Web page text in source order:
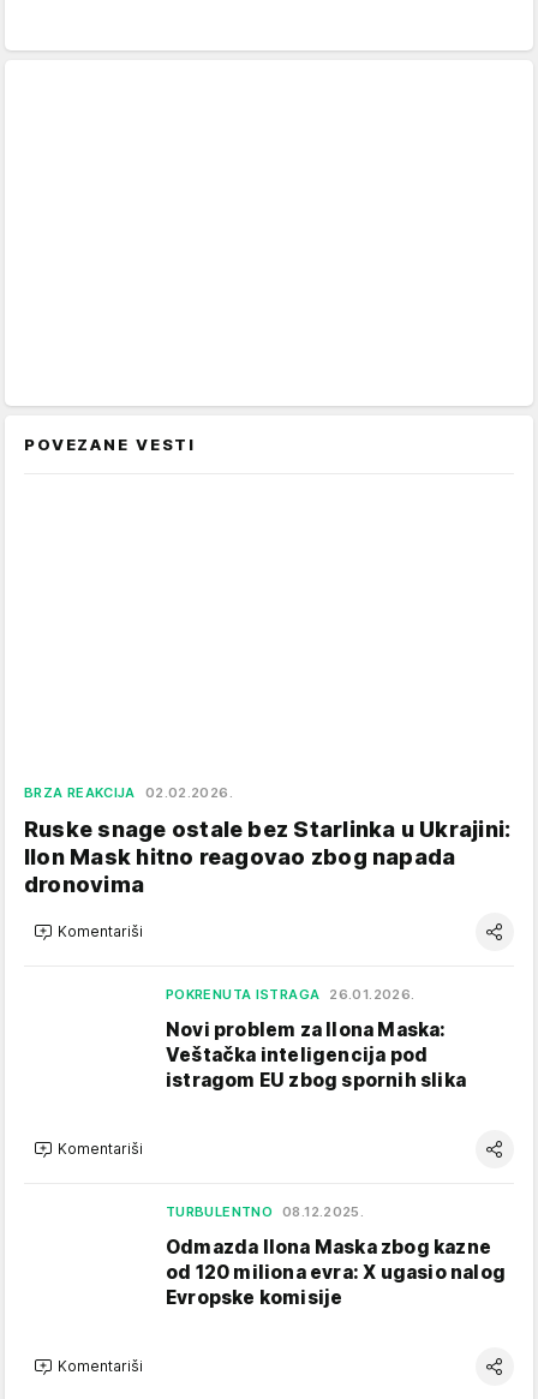
POVEZANE VESTI
BRZA REAKCIJA 02.02.2026.
Ruske snage ostale bez Starlinka u Ukrajini:
Ilon Mask hitno reagovao zbog napada
dronovima
Komentariši
POKRENUTA ISTRAGA 26.01.2026.
Novi problem za Ilona Maska:
Veštačka inteligencija pod
istragom EU zbog spornih slika
Komentariši
TURBULENTNO 08.12.2025.
Odmazda Ilona Maska zbog kazne
od 120 miliona evra: X ugasio nalog
Evropske komisije
Komentariši